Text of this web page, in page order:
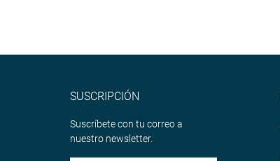
SUSCRIPCIÓN
Suscríbete con tu correo a
nuestro newsletter.